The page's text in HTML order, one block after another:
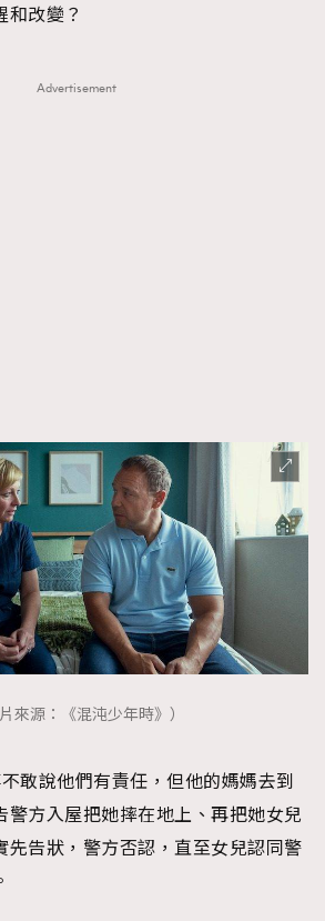
和改變？
Advertisement
片來源：《混沌少年時》）
敢說他們有責任，但他的媽媽去到
警方入屋把她摔在地上、再把她女兒
先告狀，警方否認，直至女兒認同警